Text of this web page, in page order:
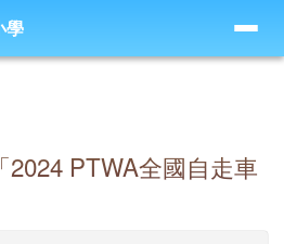
民小學
學
PTWA全國自走車